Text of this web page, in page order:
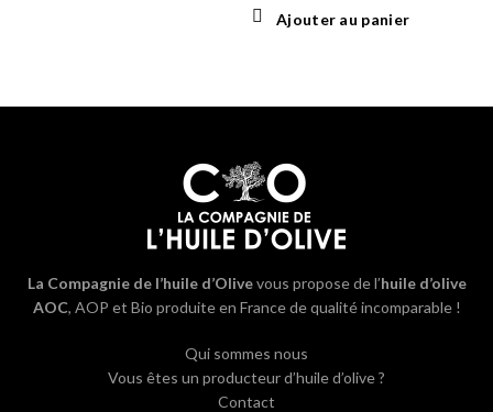
Ajouter au panier
La Compagnie de l’huile d’Olivevous propose de l’huile d’olive
AOC, AOP et Bio produite en France de qualité incomparable !
Qui sommes nous
Vous êtes un producteur d’huile d’olive ?
Contact